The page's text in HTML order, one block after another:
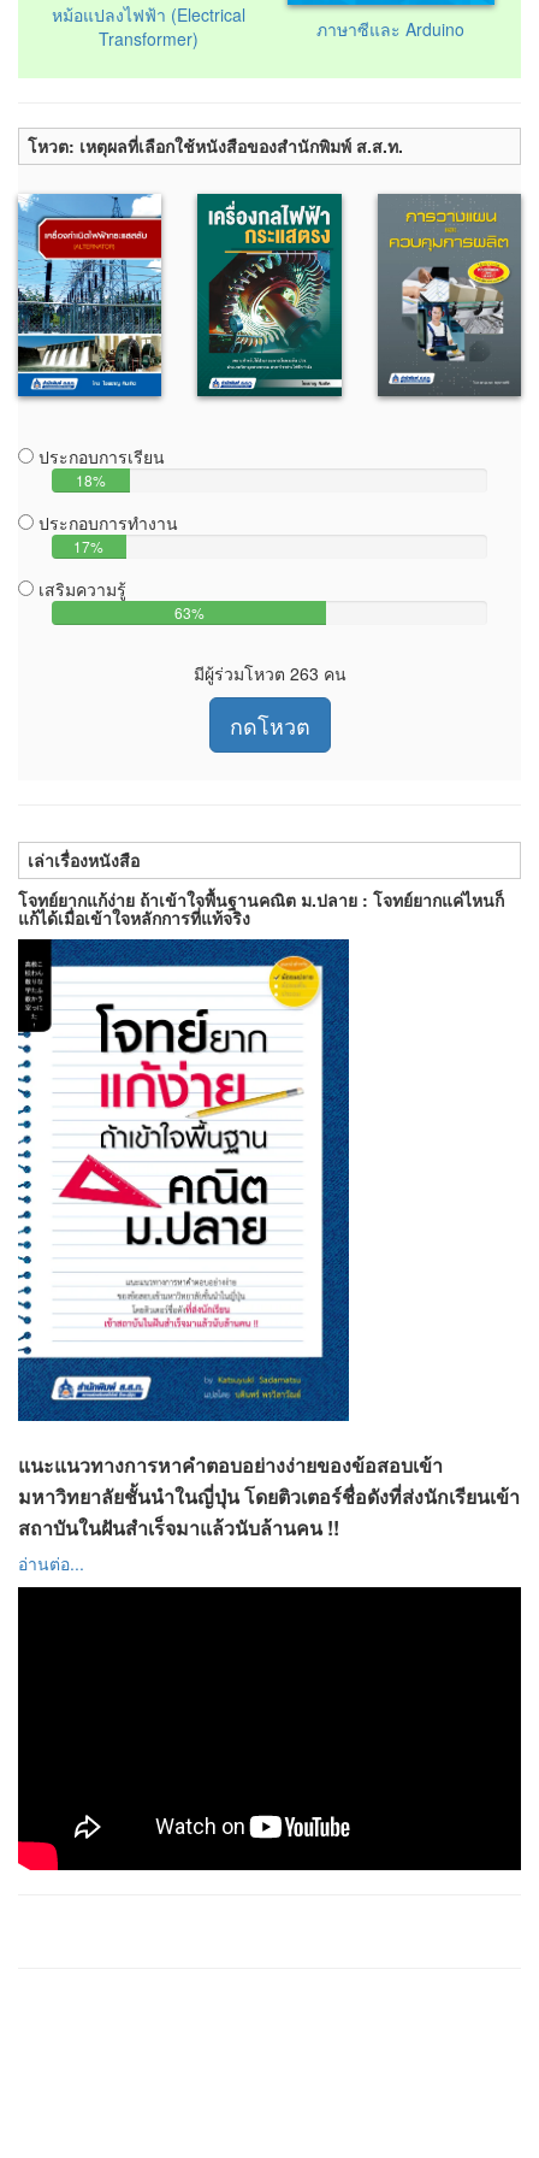
หม้อแปลงไฟฟ้า (Electrical
Transformer)
ภาษาซีและ Arduino
โหวต: เหตุผลที่เลือกใช้หนังสือของสำนักพิมพ์ ส.ส.ท.
ประกอบการเรียน
18%
ประกอบการทำงาน
17%
เสริมความรู้
63%
มีผู้ร่วมโหวต 263 คน
กดโหวต
เล่าเรื่องหนังสือ
โจทย์ยากแก้ง่าย ถ้าเข้าใจพื้นฐานคณิต ม.ปลาย : โจทย์ยากแค่ไหนก็
แก้ได้เมื่อเข้าใจหลักการที่แท้จริง
แนะแนวทางการหาคำตอบอย่างง่ายของข้อสอบเข้า
มหาวิทยาลัยชั้นนำในญี่ปุ่น โดยติวเตอร์ชื่อดังที่ส่งนักเรียนเข้า
สถาบันในฝันสำเร็จมาแล้วนับล้านคน !!
อ่านต่อ...